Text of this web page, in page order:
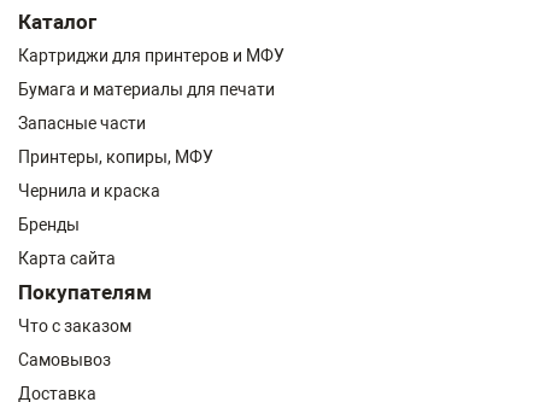
Каталог
Картриджи для принтеров и МФУ
Бумага и материалы для печати
Запасные части
Принтеры, копиры, МФУ
Чернила и краска
Бренды
Карта сайта
Покупателям
Что с заказом
Самовывоз
Доставка